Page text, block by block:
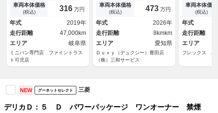
シート 両側パワースライドド
ア 電動リアゲート 禁煙車
レーダークルーズコントロー
ル フルセグ ＥＴＣ
車両本体価格
(税込) 316 万円
年式
2019年
走行距離
47,000km
エリア
岐阜県
ミニバン専門店 ファイントラス
ト可児店
テアリングヒーター シートヒ
ータ 両側パワースライドドア
＆パワーバックドア １８イン
チＡＷ ＬＥＤヘッドライト
車両本体価格
(税込) 473 万円
年式
2026年
走行距離
8kmkm
エリア
愛知県
Ｄｕｘｙ（デュクシー）豊田店
（株）三和サービス
リアラダー
ホイル タイ
ク テールラ
イヤモンド
車両本体価格
(税込)
年式
走行距離
エリア
フレックス ハ
NEW グーネットセレクト 三菱
デリカＤ：５ Ｄ パワーパッケージ ワンオーナー 禁煙